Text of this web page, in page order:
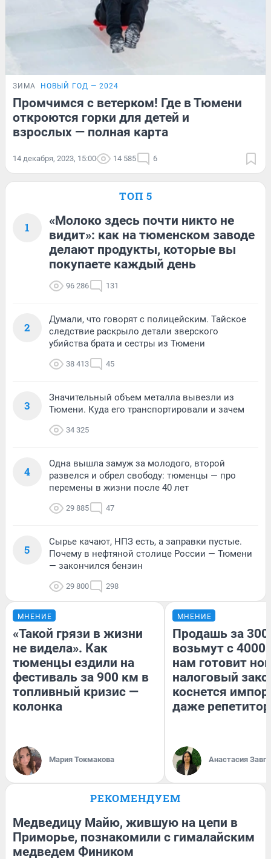
ЗИМА НОВЫЙ ГОД — 2024
Промчимся с ветерком! Где в Тюмени
откроются горки для детей и
взрослых — полная карта
14 декабря, 2023, 15:00 14 585 6
ТОП 5
1
«Молоко здесь почти никто не
видит»: как на тюменском заводе
делают продукты, которые вы
покупаете каждый день
96 286 131
2
Думали, что говорят с полицейским. Тайское
следствие раскрыло детали зверского
убийства брата и сестры из Тюмени
38 413 45
3
Значительный объем металла вывезли из
Тюмени. Куда его транспортировали и зачем
34 325
4
Одна вышла замуж за молодого, второй
развелся и обрел свободу: тюменцы — про
перемены в жизни после 40 лет
29 885 47
5
Сырье качают, НПЗ есть, а заправки пустые.
Почему в нефтяной столице России — Тюмени
— закончился бензин
29 800 298
МНЕНИЕ
«Такой грязи в жизни
не видела». Как
тюменцы ездили на
фестиваль за 900 км в
топливный кризис —
колонка
Мария Токмакова
МНЕНИЕ
Продашь за
возьмут с
нам готовит
налоговый
коснется
даже
Анастасия
РЕКОМЕНДУЕМ
Медведицу Майю, жившую на цепи в
Приморье, познакомили с гималайским
медведем Фиником